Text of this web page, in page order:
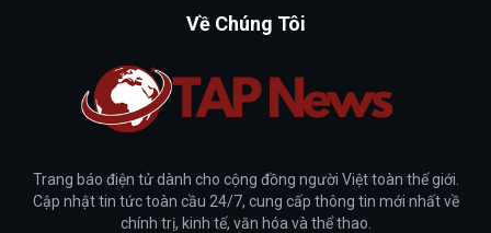
Về Chúng Tôi
Trang báo điện tử dành cho cộng đồng người Việt toàn thế giới.
Cập nhật tin tức toàn cầu 24/7, cung cấp thông tin mới nhất về
chính trị, kinh tế, văn hóa và thể thao.